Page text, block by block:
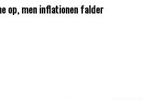
op, men inflationen falder